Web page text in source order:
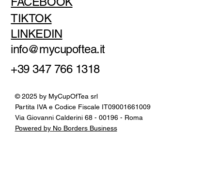
TIKTOK
LINKEDIN
info@mycupoftea.it
+39 347 766 1318
© 2025 by MyCupOfTea srl
Partita IVA e Codice Fiscale IT09001661009
Via Giovanni Calderini 68 - 00196 - Roma
Powered by No Borders Business